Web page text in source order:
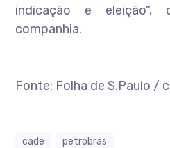
indicação e
companhia.
Fonte: Folha de S.Paulo /
cade petrobras